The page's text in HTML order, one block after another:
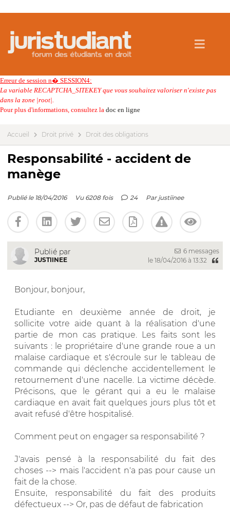
Erreur de session n� SESSION4:
La variable RECAPTCHA_SITEKEY que vous souhaitez valoriser n'existe pas
dans la zone |root|.
Pour plus d'informations, consultez la doc en ligne
Accueil Droit privé Droit des obligations
Responsabilité - accident de
manège
Publié le 18/04/2016 Vu 6208 fois 24 Par justiinee
Publié par
JUSTIINEE
6 messages
le 18/04/2016 à 13:32
Bonjour, bonjour,
Etudiante en deuxième année de droit, je
sollicite votre aide quant à la réalisation d'une
partie de mon cas pratique. Les faits sont les
suivants : le propriétaire d'une grande roue a un
malaise cardiaque et s'écroule sur le tableau de
commande qui déclenche accidentellement le
retournement d'une nacelle. La victime décède.
Précisons, que le gérant qui a eu le malaise
cardiaque en avait fait quelques jours plus tôt et
avait refusé d'être hospitalisé.
Comment peut on engager sa responsabilité ?
J'avais pensé à la responsabilité du fait des
choses --> mais l'accident n'a pas pour cause un
fait de la chose.
Ensuite, responsabilité du fait des produits
défectueux --> Or, pas de défaut de fabrication